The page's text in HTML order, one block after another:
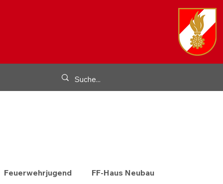
Feuerwehrjugend FF-Haus Neubau